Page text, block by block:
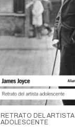
RETRATO DEL ARTISTA
ADOLESCENTE